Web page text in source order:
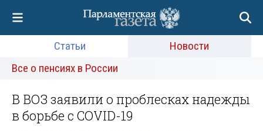
Статьи
Новости
Все о пенсиях в России
В ВОЗ заявили о проблесках надежды
в борьбе с COVID-19